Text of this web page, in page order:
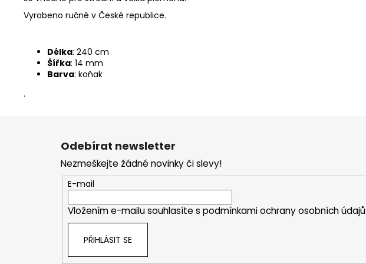
Vyrobeno ručně v České republice.
Délka: 240 cm
Šířka: 14 mm
Barva: koňak
.
Z
Odebírat newsletter
Nezmeškejte žádné novinky či slevy!
E-mail
Vložením e-mailu souhlasíte s podmínkami ochrany osobních údajů
PŘIHLÁSIT SE